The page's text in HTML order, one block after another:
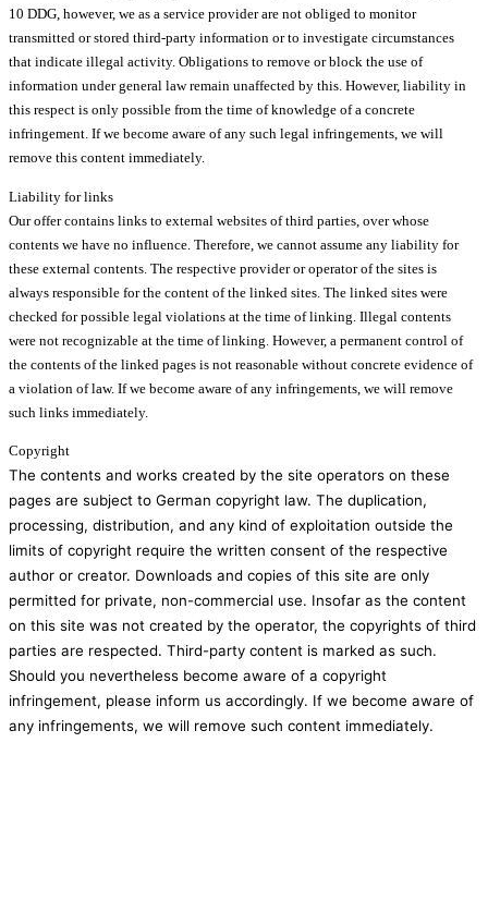
10 DDG, however, we as a service provider are not obliged to monitor
transmitted or stored third-party information or to investigate circumstances
that indicate illegal activity. Obligations to remove or block the use of
information under general law remain unaffected by this. However, liability in
this respect is only possible from the time of knowledge of a concrete
infringement. If we become aware of any such legal infringements, we will
remove this content immediately.
Liability for links
Our offer contains links to external websites of third parties, over whose
contents we have no influence. Therefore, we cannot assume any liability for
these external contents. The respective provider or operator of the sites is
always responsible for the content of the linked sites. The linked sites were
checked for possible legal violations at the time of linking. Illegal contents
were not recognizable at the time of linking. However, a permanent control of
the contents of the linked pages is not reasonable without concrete evidence of
a violation of law. If we become aware of any infringements, we will remove
such links immediately.
Copyright
The contents and works created by the site operators on these
pages are subject to German copyright law. The duplication,
processing, distribution, and any kind of exploitation outside the
limits of copyright require the written consent of the respective
author or creator. Downloads and copies of this site are only
permitted for private, non-commercial use. Insofar as the content
on this site was not created by the operator, the copyrights of third
parties are respected. Third-party content is marked as such.
Should you nevertheless become aware of a copyright
infringement, please inform us accordingly. If we become aware of
any infringements, we will remove such content immediately.